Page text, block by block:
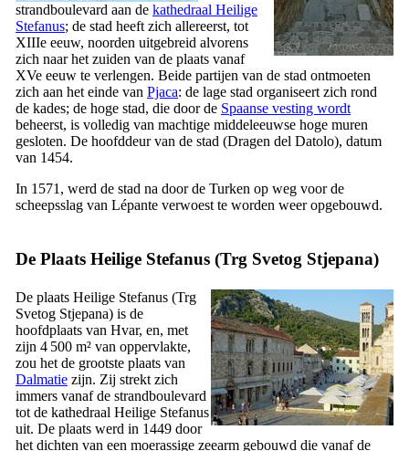
strandboulevard aan de kathedraal Heilige
Stefanus; de stad heeft zich allereerst, tot
XIIIe eeuw, noorden uitgebreid alvorens
zich naar het zuiden van de plaats vanaf
XVe eeuw te verlengen. Beide partijen van de stad ontmoeten
zich aan het einde van Pjaca: de lage stad organiseert zich rond
de kades; de hoge stad, die door de Spaanse vesting wordt
beheerst, is volledig van machtige middeleeuwse hoge muren
gesloten. De hoofddeur van de stad (Dragen del Datolo), datum
van 1454.
In 1571, werd de stad na door de Turken op weg voor de
scheepsslag van Lépante verwoest te worden weer opgebouwd.
De Plaats Heilige Stefanus (Trg Svetog Stjepana)
De plaats Heilige Stefanus (Trg
Svetog Stjepana) is de
hoofdplaats van Hvar, en, met
zijn 4 500 m² van oppervlakte,
zou het de grootste plaats van
Dalmatie zijn. Zij strekt zich
immers vanaf de strandboulevard
tot de kathedraal Heilige Stefanus
uit. De plaats werd in 1449 door
het dichten van een moerassige zeearm gebouwd die vanaf de